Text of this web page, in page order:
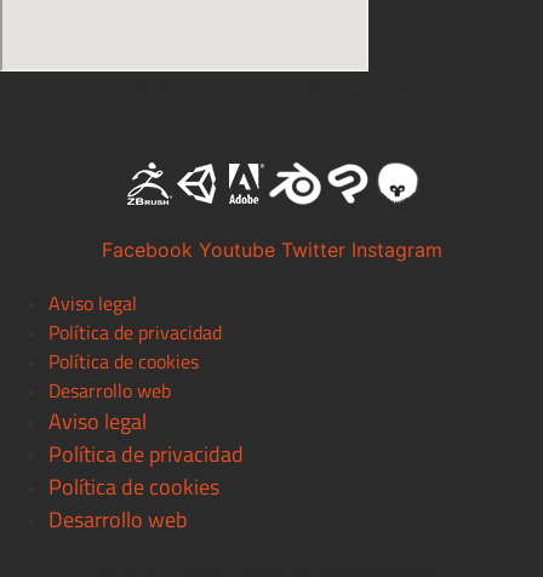
Facebook Youtube Twitter Instagram
Aviso legal
Política de privacidad
Política de cookies
Desarrollo web
Aviso legal
Política de privacidad
Política de cookies
Desarrollo web